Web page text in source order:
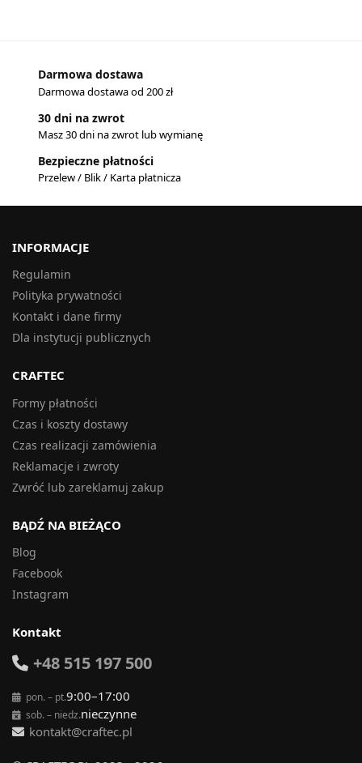
Darmowa dostawa
Darmowa dostawa od 200 zł
30 dni na zwrot
Masz 30 dni na zwrot lub wymianę
Bezpieczne płatności
Przelew / Blik / Karta płatnicza
INFORMACJE
Regulamin
Polityka prywatności
Kontakt i dane firmy
Dla instytucji publicznych
CRAFTEC
Formy płatności
Czas i koszty dostawy
Czas realizacji zamówienia
Reklamacje i zwroty
Zwróć lub zareklamuj zakup
BĄDŹ NA BIEŻĄCO
Blog
Facebook
Instagram
Kontakt
+48 515 197 500
pon. – pt.9:00–17:00
sob. – niedz.nieczynne
kontakt@craftec.pl